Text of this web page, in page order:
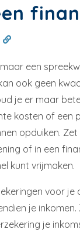
een
ook geen
je er maar
kosten of een
opduiken.
of in een
kunt vrijmaken.
voor je
je inkomen.
je